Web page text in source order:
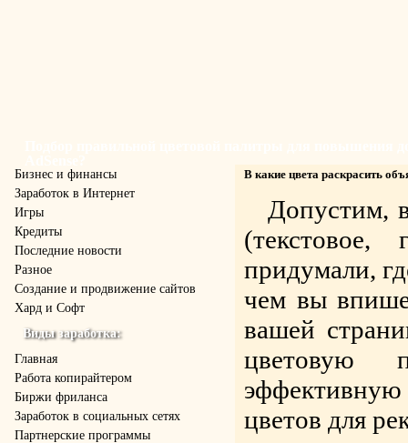
Бизнес и финансы
Заработок в Интернет
Игры
Кредиты
Последние новости
Разное
Создание и продвижение сайтов
Хард и Софт
Виды заработка:
Главная
Работа копирайтером
Биржи фриланса
Заработок в социальных сетях
Партнерские программы
В какие цвета раскрасить
Допустим,
придумали,
чем вы
вашей
цветовую
эффективную
цветов для